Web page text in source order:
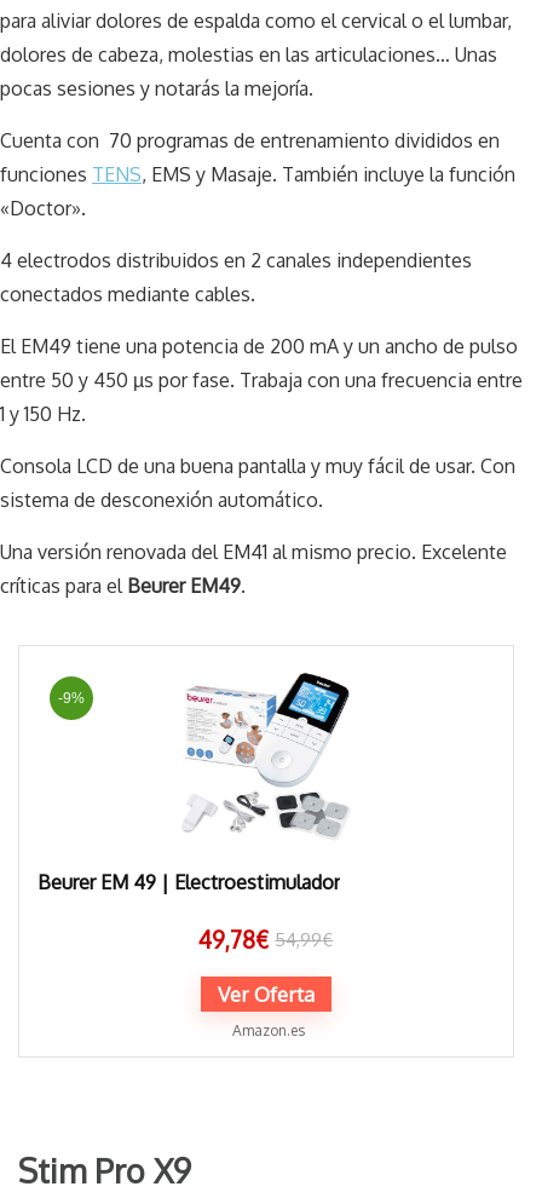
para aliviar dolores de espalda como el cervical o el lumbar,
dolores de cabeza, molestias en las articulaciones… Unas
pocas sesiones y notarás la mejoría.
Cuenta con 70 programas de entrenamiento divididos en
funciones TENS, EMS y Masaje. También incluye la función
«Doctor».
4 electrodos distribuidos en 2 canales independientes
conectados mediante cables.
El EM49 tiene una potencia de 200 mA y un ancho de pulso
entre 50 y 450 µs por fase. Trabaja con una frecuencia entre
1 y 150 Hz.
Consola LCD de una buena pantalla y muy fácil de usar. Con
sistema de desconexión automático.
Una versión renovada del EM41 al mismo precio. Excelente
críticas para el Beurer EM49.
-9%
Beurer EM 49 | Electroestimulador
49,78€ 54,99€
Ver Oferta
Amazon.es
Stim Pro X9